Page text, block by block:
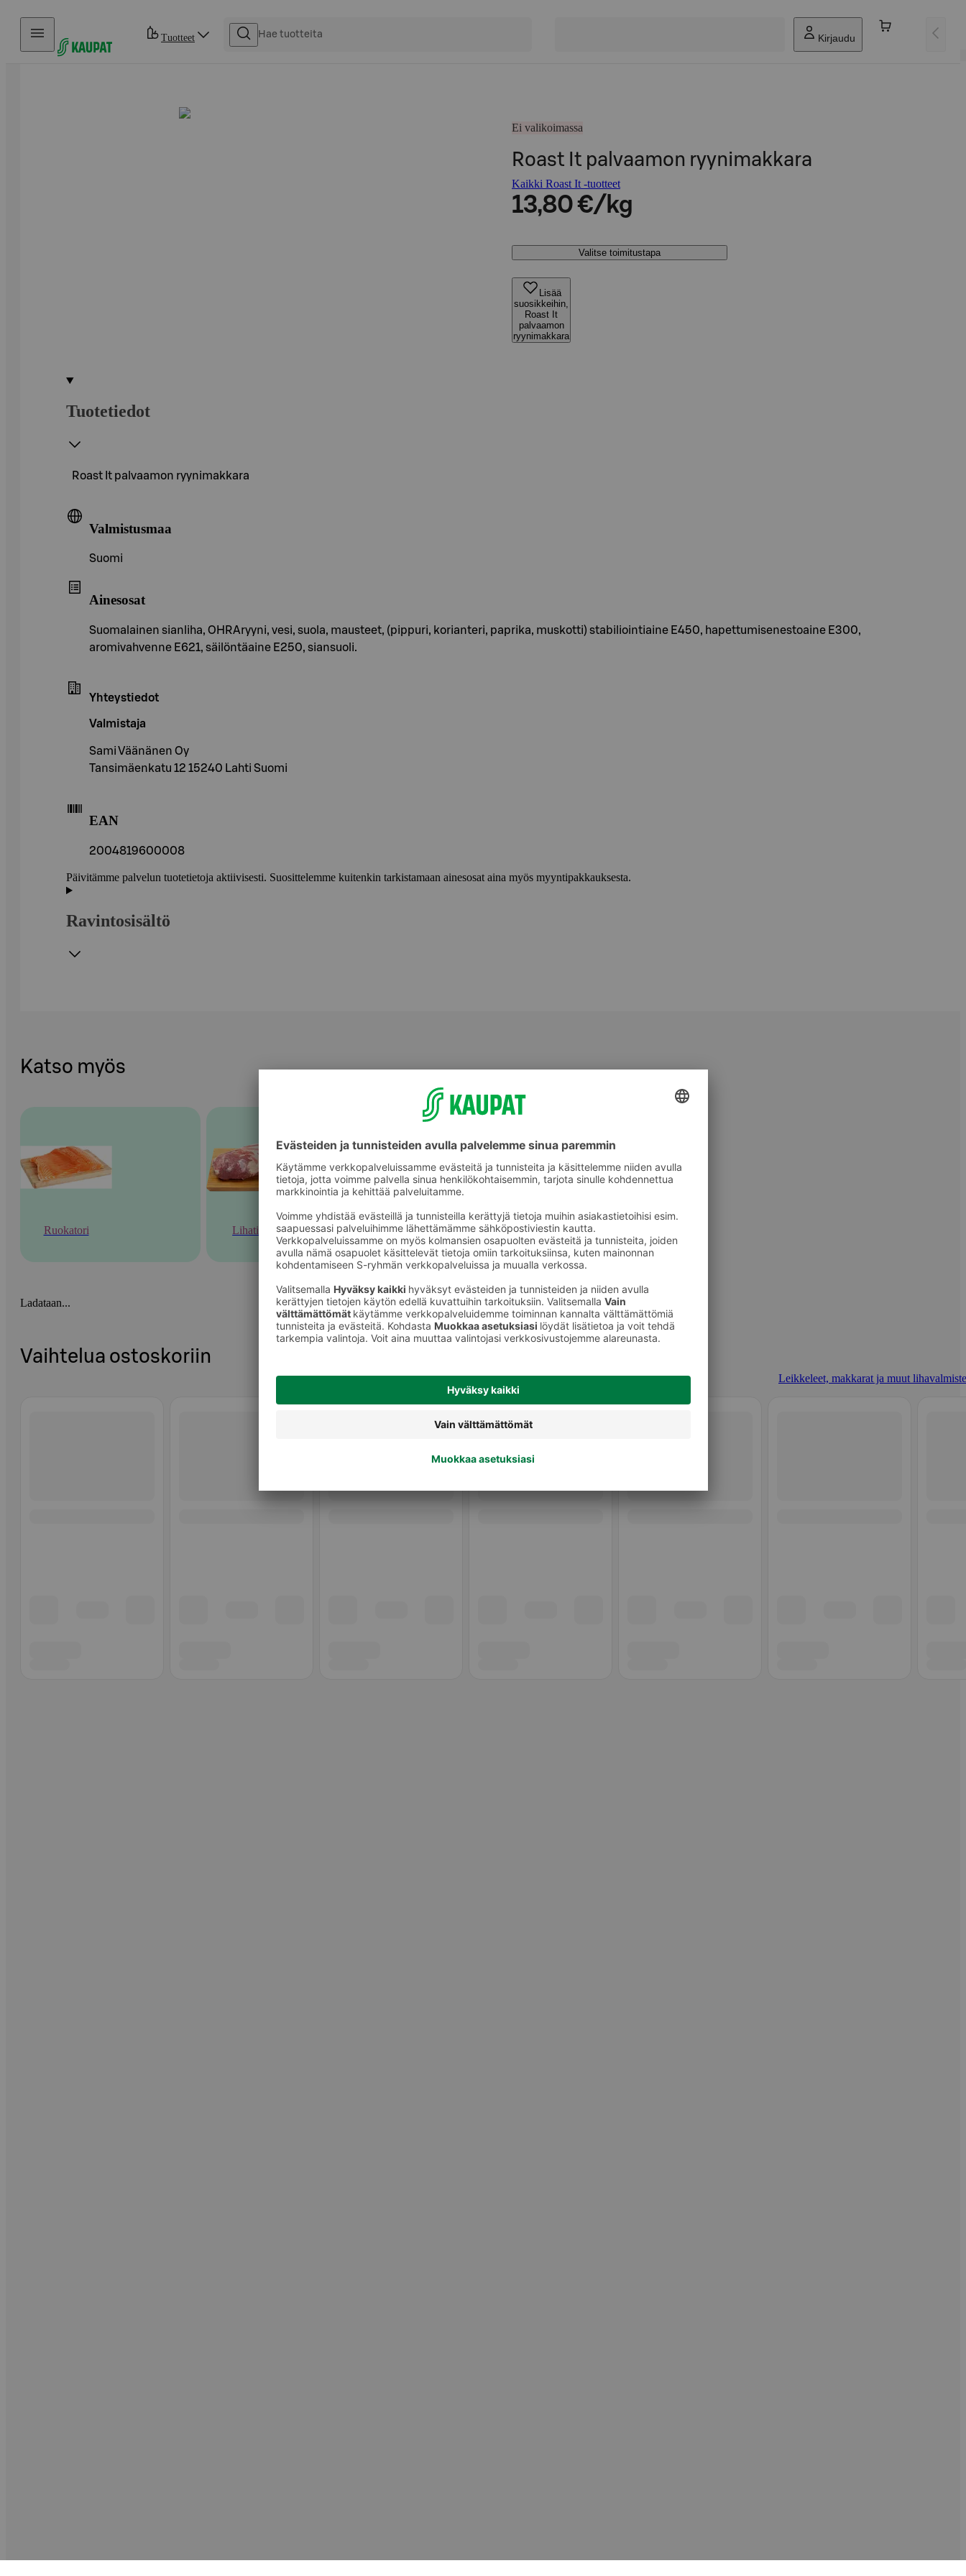
Hyppää sisältöön
Tuotteet Kirjaudu
Ei valikoimassa
Roast It palvaamon ryynimakkara
Kaikki Roast It -tuotteet
13,80 €/kg
Valitse toimitustapa
Lisää
suosikkeihin,
Roast It
palvaamon
ryynimakkara
Tuotetiedot
Roast It palvaamon ryynimakkara
Valmistusmaa
Suomi
Ainesosat
Suomalainen sianliha, OHRAryyni, vesi, suola, mausteet, (pippuri, korianteri, paprika, muskotti) stabiliointiaine E450, hapettumisenestoaine E300,
aromivahvenne E621, säilöntäaine E250, siansuoli.
Yhteystiedot
Valmistaja
Sami Väänänen Oy
Tansimäenkatu 12 15240 Lahti Suomi
EAN
2004819600008
Päivitämme palvelun tuotetietoja aktiivisesti. Suosittelemme kuitenkin tarkistamaan ainesosat aina myös myyntipakkauksesta.
Ravintosisältö
Katso myös
Ruokatori Lihatiski
Leikkeleet, makkarat ja muut
lihavalmisteet
Ladataan...
Vaihtelua ostoskoriin
Leikkeleet, makkarat ja muut